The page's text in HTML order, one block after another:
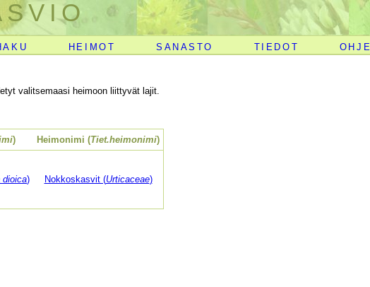
HEIMOT SANASTO TIEDOT OHJE
valitsemaasi heimoon liittyvät lajit.
) Heimonimi (Tiet.heimonimi)
dioica) Nokkoskasvit (Urticaceae)